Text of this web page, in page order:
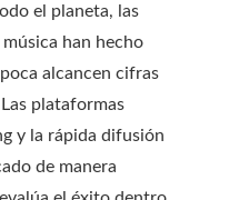
el planeta, las
han hecho
alcancen cifras
plataformas
y la rápida difusión
de manera